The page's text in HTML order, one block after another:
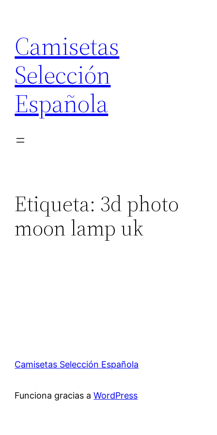
contenido
Camisetas
Selección
Española
Etiqueta: 3d photo
moon lamp uk
Camisetas Selección Española
Funciona gracias aWordPress